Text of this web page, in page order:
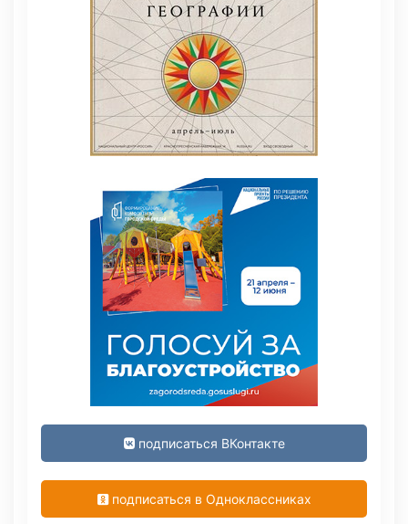
подписаться ВКонтакте
подписаться в Одноклассниках